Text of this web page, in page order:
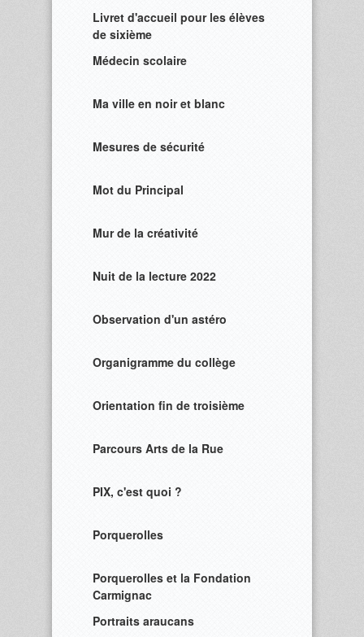
Livret d'accueil pour les élèves
de sixième
Médecin scolaire
Ma ville en noir et blanc
Mesures de sécurité
Mot du Principal
Mur de la créativité
Nuit de la lecture 2022
Observation d'un astéro
Organigramme du collège
Orientation fin de troisième
Parcours Arts de la Rue
PIX, c'est quoi ?
Porquerolles
Porquerolles et la Fondation
Carmignac
Portraits araucans